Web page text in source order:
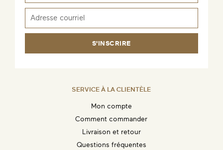
S'INSCRIRE
SERVICE À LA CLIENTÈLE
Mon compte
Comment commander
Livraison et retour
Questions fréquentes